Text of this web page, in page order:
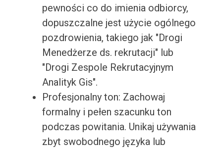
pewności co do imienia odbiorcy,
dopuszczalne jest użycie ogólnego
pozdrowienia, takiego jak "Drogi
Menedżerze ds. rekrutacji" lub
"Drogi Zespole Rekrutacyjnym
Analityk Gis".
Profesjonalny ton: Zachowaj
formalny i pełen szacunku ton
podczas powitania. Unikaj używania
zbyt swobodnego języka lub